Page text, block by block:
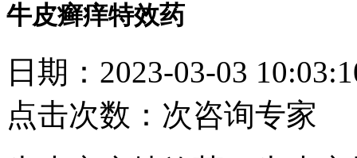
牛皮癣痒特效药
日期：2023-03-03
点击次数： 次咨询专家